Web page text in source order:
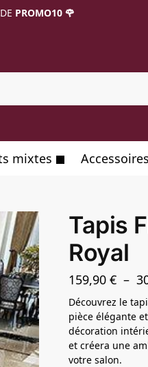
PROMO10 🌹
mixtes Accessoires
Tapis
Royal
159,90€ –
Découvrez le
pièce élégante
décoration
et créera une
votre salon.